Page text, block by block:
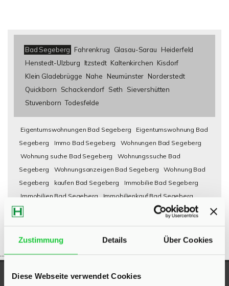
Zustimmung Details Über Cookies
Diese Webseite verwendet Cookies
Bad Segeberg Fahrenkrug Glasau-Sarau
Heiderfeld
Henstedt-Ulzburg
Itzstedt Kaltenkirchen Kisdorf
Klein Gladebrügge Nahe Neumünster Norderstedt
Quickborn
Schackendorf Seth
Sievershütten
Stuvenborn Todesfelde
Eigentumswohnungen Bad Segeberg
Eigentumswohnung Bad
Segeberg
Immo Bad Segeberg
Wohnungen Bad Segeberg
Wohnung suche Bad Segeberg
Wohnungssuche Bad
Segeberg
Wohnungsanzeigen Bad Segeberg
Wohnung Bad
Segeberg
kaufen Bad Segeberg
Immobilie Bad Segeberg
Immobilien Bad Segeberg
Immobilienkauf Bad Segeberg
...
UNSERE AUSZEICHNUNGEN